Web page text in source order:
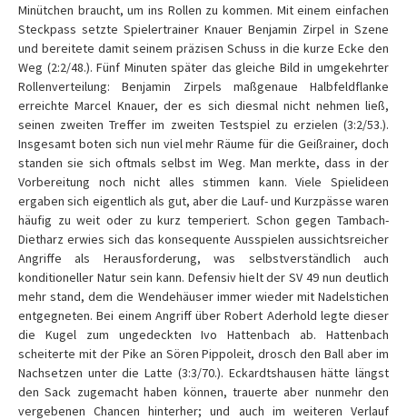
Minütchen braucht, um ins Rollen zu kommen. Mit einem einfachen
Steckpass setzte Spielertrainer Knauer Benjamin Zirpel in Szene
und bereitete damit seinem präzisen Schuss in die kurze Ecke den
Weg (2:2/48.). Fünf Minuten später das gleiche Bild in umgekehrter
Rollenverteilung: Benjamin Zirpels maßgenaue Halbfeldflanke
erreichte Marcel Knauer, der es sich diesmal nicht nehmen ließ,
seinen zweiten Treffer im zweiten Testspiel zu erzielen (3:2/53.).
Insgesamt boten sich nun viel mehr Räume für die Geißrainer, doch
standen sie sich oftmals selbst im Weg. Man merkte, dass in der
Vorbereitung noch nicht alles stimmen kann. Viele Spielideen
ergaben sich eigentlich als gut, aber die Lauf- und Kurzpässe waren
häufig zu weit oder zu kurz temperiert. Schon gegen Tambach-
Dietharz erwies sich das konsequente Ausspielen aussichtsreicher
Angriffe als Herausforderung, was selbstverständlich auch
konditioneller Natur sein kann. Defensiv hielt der SV 49 nun deutlich
mehr stand, dem die Wendehäuser immer wieder mit Nadelstichen
entgegneten. Bei einem Angriff über Robert Aderhold legte dieser
die Kugel zum ungedeckten Ivo Hattenbach ab. Hattenbach
scheiterte mit der Pike an Sören Pippoleit, drosch den Ball aber im
Nachsetzen unter die Latte (3:3/70.). Eckardtshausen hätte längst
den Sack zugemacht haben können, trauerte aber nunmehr den
vergebenen Chancen hinterher; und auch im weiteren Verlauf